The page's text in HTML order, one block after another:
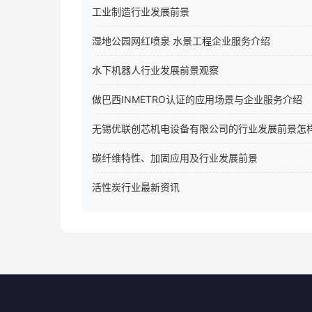
工业制造行业发展前景
湿地公园网红喷泉 水景工程企业服务介绍
水下机器人行业发展前景观察
做巴西INMETRO认证的应用场景与企业服务介绍
无锡优联创芯机电设备有限公司的行业发展前景怎
碳纤维特性、加固应用及行业发展前景
活性炭行业最新资讯